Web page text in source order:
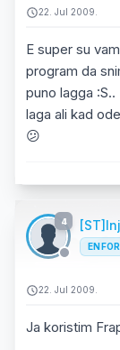
22. Jul 2009.
E super su
program da
puno lagga
laga ali kad
😕
4
22. Jul 2009.
Ja koristim